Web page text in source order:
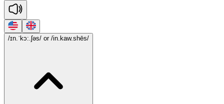
/ɪn.ˈkɔ:.ʃəs/ or /in.kaw.shēs/